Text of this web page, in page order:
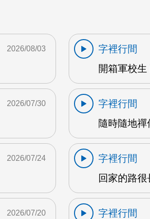
2026/08/03
字裡行間
開箱軍校
2026/07/30
字裡行間
隨時隨地
2026/07/24
字裡行間
回家的路
2026/07/20
字裡行間